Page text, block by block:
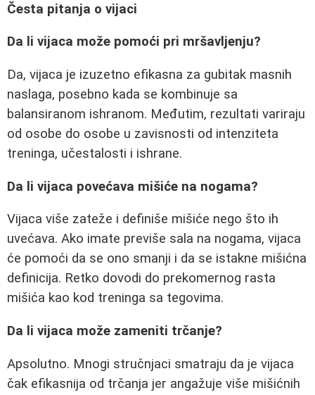
Česta pitanja o vijaci
Da li vijaca može pomoći pri mršavljenju?
Da, vijaca je izuzetno efikasna za gubitak masnih
naslaga, posebno kada se kombinuje sa
balansiranom ishranom. Međutim, rezultati variraju
od osobe do osobe u zavisnosti od intenziteta
treninga, učestalosti i ishrane.
Da li vijaca povećava mišiće na nogama?
Vijaca više zateže i definiše mišiće nego što ih
uvećava. Ako imate previše sala na nogama, vijaca
će pomoći da se ono smanji i da se istakne mišićna
definicija. Retko dovodi do prekomernog rasta
mišića kao kod treninga sa tegovima.
Da li vijaca može zameniti trčanje?
Apsolutno. Mnogi stručnjaci smatraju da je vijaca
čak efikasnija od trčanja jer angažuje više mišićnih